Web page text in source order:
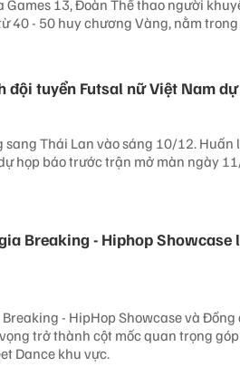
Games 13, Đoàn Thể thao người
40 - 50 huy chương Vàng, nằm
đội tuyển Futsal nữ Việt Nam dự
sang Thái Lan vào sáng 10/12. Huấn
họp báo trước trận mở màn ngày
Breaking - Hiphop Showcase
- HipHop Showcase và
trở thành cột mốc quan trọng
Dance khu vực.